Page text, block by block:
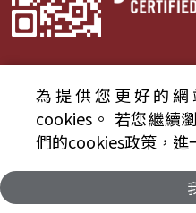
© 2024財團法人中
資通安全政策聲明
為提供您更好的
cookies。 若您繼續
們的cookies政策，進